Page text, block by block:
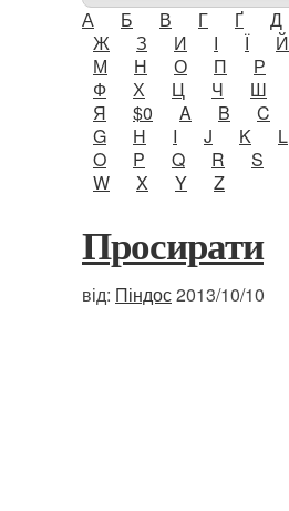
А Б В Г Ґ Д
Ж
З И І Ї Й
М
Н О П Р
Ф
Х Ц Ч Ш
Я
$0 A B C
G
H I J K L
O
P Q R S
W
X Y Z
Просирати
від: Піндос2013/10/10